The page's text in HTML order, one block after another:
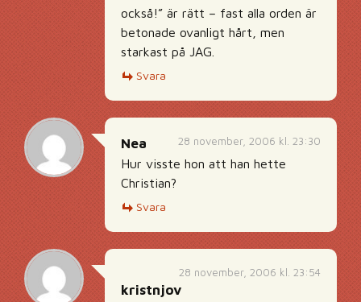
också!” är rätt – fast alla orden är
betonade ovanligt hårt, men
starkast på JAG.
Svara
28 november, 2006 kl. 23:30
Nea
Hur visste hon att han hette
Christian?
Svara
28 november, 2006 kl. 23:54
kristnjov